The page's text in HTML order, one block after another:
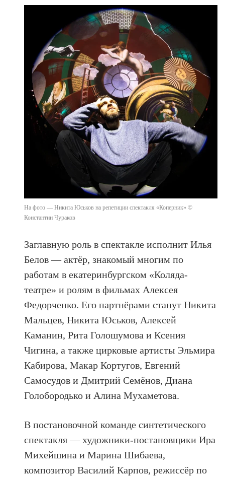
На фото — Никита Юськов на репетиции спектакля «Коперник» ©
Константин Чураков
Заглавную роль в спектакле исполнит Илья
Белов — актёр, знакомый многим по
работам в екатеринбургском «Коляда-
театре» и ролям в фильмах Алексея
Федорченко. Его партнёрами станут Никита
Мальцев, Никита Юськов, Алексей
Каманин, Рита Голошумова и Ксения
Чигина, а также цирковые артисты Эльмира
Кабирова, Макар Кортугов, Евгений
Самосудов и Дмитрий Семёнов, Диана
Голобородько и Алина Мухаметова.
В постановочной команде синтетического
спектакля — художники-постановщики Ира
Михейшина и Марина Шибаева,
композитор Василий Карпов, режиссёр по